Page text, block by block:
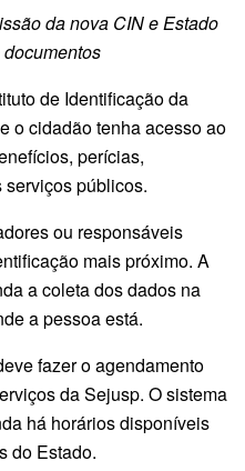
da nova CIN e Estado
de Identificação da
o cidadão tenha acesso ao
perícias,
serviços públicos.
ou responsáveis
mais próximo. A
a coleta dos dados na
a pessoa está.
fazer o agendamento
da Sejusp. O sistema
há horários disponíveis
do Estado.